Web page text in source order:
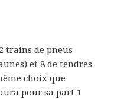
trains de pneus
et 8 de tendres
choix que
pour sa part 1